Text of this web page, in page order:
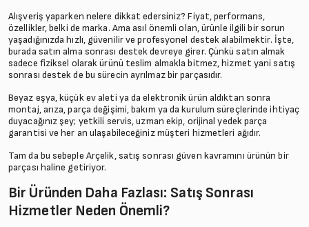
Alışveriş yaparken nelere dikkat edersiniz? Fiyat, performans,
özellikler, belki de marka. Ama asıl önemli olan, ürünle ilgili bir sorun
yaşadığınızda hızlı, güvenilir ve profesyonel destek alabilmektir. İşte,
burada satın alma sonrası destek devreye girer. Çünkü satın almak
sadece fiziksel olarak ürünü teslim almakla bitmez, hizmet yani satış
sonrası destek de bu sürecin ayrılmaz bir parçasıdır.
Beyaz eşya, küçük ev aleti ya da elektronik ürün aldıktan sonra
montaj, arıza, parça değişimi, bakım ya da kurulum süreçlerinde ihtiyaç
duyacağınız şey; yetkili servis, uzman ekip, orijinal yedek parça
garantisi ve her an ulaşabileceğiniz müşteri hizmetleri ağıdır.
Tam da bu sebeple Arçelik, satış sonrası güven kavramını ürünün bir
parçası haline getiriyor.
Bir Üründen Daha Fazlası: Satış Sonrası
Hizmetler Neden Önemli?